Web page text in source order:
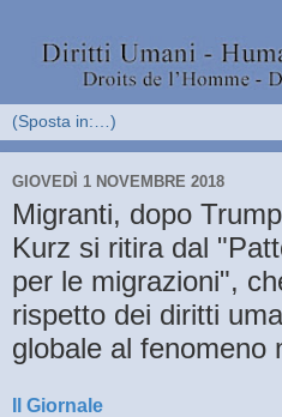
GIOVEDÌ 1 NOVEMBRE 2018
Migranti, dopo
Kurz si ritira dal
per le migrazioni",
rispetto dei diritti
globale al fenomeno
Il Giornale